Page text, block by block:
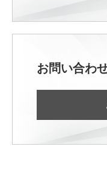
お問い合わ